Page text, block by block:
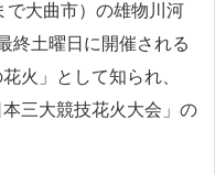
で大曲市）の雄物川河
終土曜日に開催される
火」として知られ、
三大競技花火大会」の